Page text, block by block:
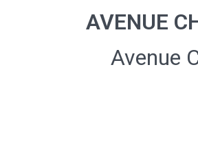
AVENUE
Avenue